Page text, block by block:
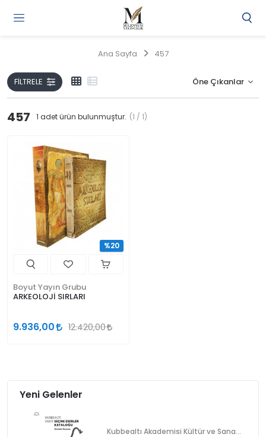
Ana Sayfa 457
FILTRELE
457 1 adet ürün bulunmuştur. (1 / 1)
Boyut Yayın Grubu
ARKEOLOJİ SIRLARI
9.936,00 12.420,00
%20
Yeni Gelenler